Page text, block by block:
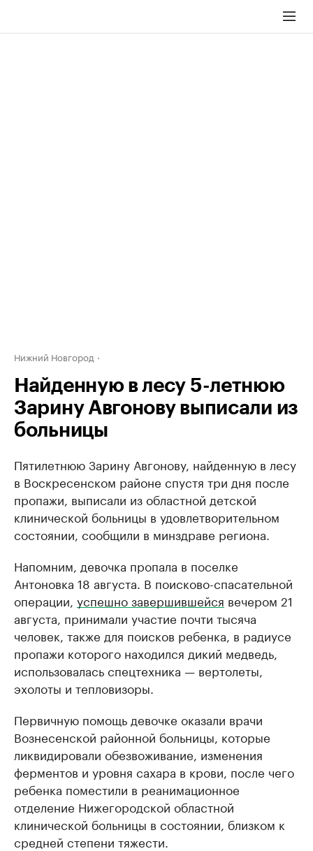
Нижний Новгород
Найденную в лесу 5-летнюю
Зарину Авгонову выписали из
больницы
Пятилетнюю Зарину Авгонову, найденную в лесу
в Воскресенском районе спустя три дня после
пропажи, выписали из областной детской
клинической больницы в удовлетворительном
состоянии, сообщили в минздраве региона.
Напомним, девочка пропала в поселке
Антоновка 18 августа. В поисково-спасательной
операции, успешно завершившейся вечером 21
августа, принимали участие почти тысяча
человек, также для поисков ребенка, в радиусе
пропажи которого находился дикий медведь,
использовалась спецтехника — вертолеты,
эхолоты и тепловизоры.
Первичную помощь девочке оказали врачи
Вознесенской районной больницы, которые
ликвидировали обезвоживание, изменения
ферментов и уровня сахара в крови, после чего
ребенка поместили в реанимационное
отделение Нижегородской областной
клинической больницы в состоянии, близком к
средней степени тяжести.